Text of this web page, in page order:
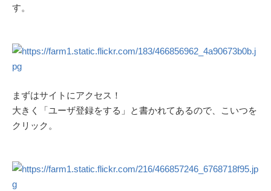
す。
まずはサイトにアクセス！
大きく「ユーザ登録をする」と書かれてあるので、こいつを
クリック。